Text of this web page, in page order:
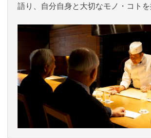
語り、自分自身と大切なモノ・コトを